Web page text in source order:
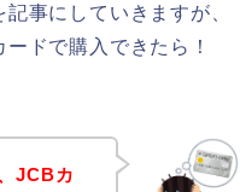
事にしていきますが、
ドで購入できたら！
JCBカ